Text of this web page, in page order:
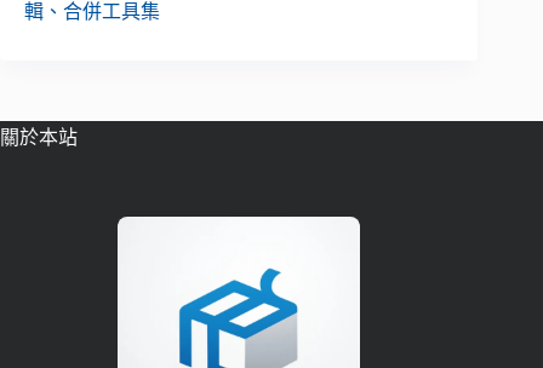
輯、合併工具集
關於本站